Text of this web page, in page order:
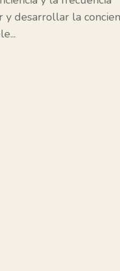
desarrollar la
...